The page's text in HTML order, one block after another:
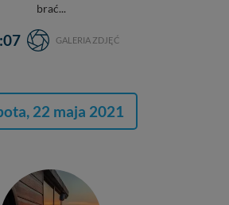
brać...
GALERIA ZDJĘĆ
22 maja 2021